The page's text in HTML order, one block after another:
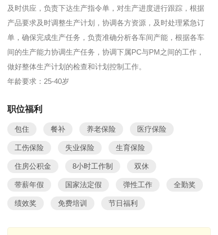
及时供应，负责下达生产指令单，对生产进度进行跟踪，根据
产品要求及时调整生产计划，协调各方资源，及时处理紧急订
单，确保完成生产任务，负责准确分析各车间产能，根据各车
间的生产能力协调生产任务，协调下属PC与PM之间的工作，
做好整体生产计划的检查和计划控制工作。
年龄要求：25-40岁
职位福利
包住 餐补 养老保险 医疗保险
工伤保险 失业保险 生育保险
住房公积金 8小时工作制 双休
带薪年假 国家法定假 弹性工作 全勤奖
绩效奖 免费培训 节日福利